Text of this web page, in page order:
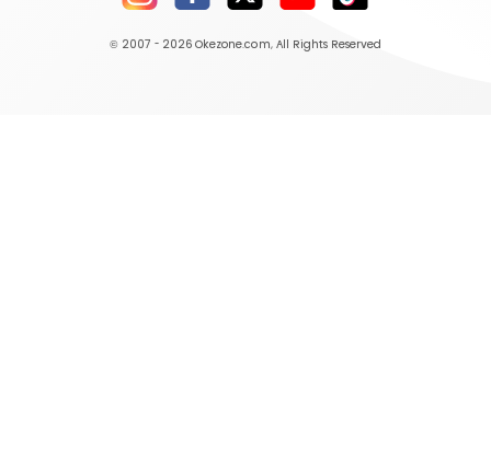
© 2007 - 2026 Okezone.com, All Rights Reserved